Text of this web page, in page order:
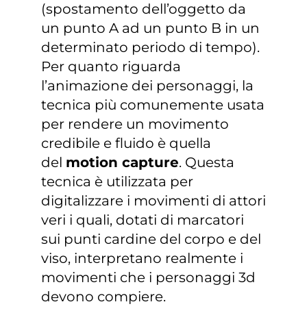
(spostamento dell’oggetto da
un punto A ad un punto B in un
determinato periodo di tempo).
Per quanto riguarda
l’animazione dei personaggi, la
tecnica più comunemente usata
per rendere un movimento
credibile e fluido è quella
del motion capture. Questa
tecnica è utilizzata per
digitalizzare i movimenti di attori
veri i quali, dotati di marcatori
sui punti cardine del corpo e del
viso, interpretano realmente i
movimenti che i personaggi 3d
devono compiere.